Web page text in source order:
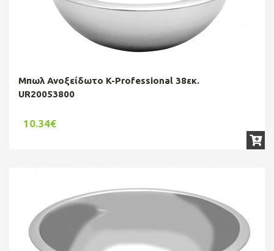
Μπωλ Ανοξείδωτο K-Professional 38εκ.
UR20053800
10.34€